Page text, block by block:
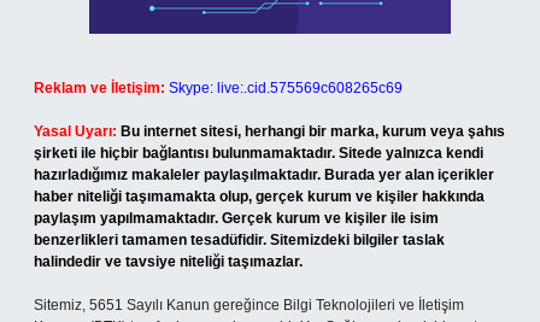
Reklam ve İletişim: Skype: live:.cid.575569c608265c69
Yasal Uyarı: Bu internet sitesi, herhangi bir marka, kurum veya şahıs
şirketi ile hiçbir bağlantısı bulunmamaktadır. Sitede yalnızca kendi
hazırladığımız makaleler paylaşılmaktadır. Burada yer alan içerikler
haber niteliği taşımamakta olup, gerçek kurum ve kişiler hakkında
paylaşım yapılmamaktadır. Gerçek kurum ve kişiler ile isim
benzerlikleri tamamen tesadüfidir. Sitemizdeki bilgiler taslak
halindedir ve tavsiye niteliği taşımazlar.
Sitemiz, 5651 Sayılı Kanun gereğince Bilgi Teknolojileri ve İletişim